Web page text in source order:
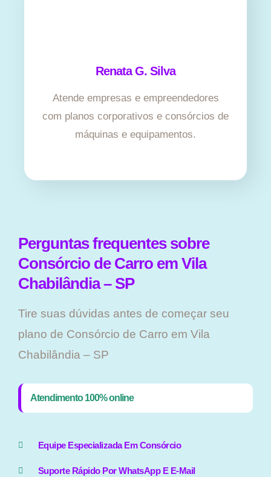
Renata G. Silva
Atende empresas e empreendedores
com planos corporativos e consórcios de
máquinas e equipamentos.
Perguntas frequentes sobre
Consórcio de Carro em Vila
Chabilândia – SP
Tire suas dúvidas antes de começar seu
plano ​de Consórcio de Carro em Vila
Chabilândia – SP
Atendimento 100% online
Equipe Especializada Em Consórcio
Suporte Rápido Por WhatsApp E E-Mail